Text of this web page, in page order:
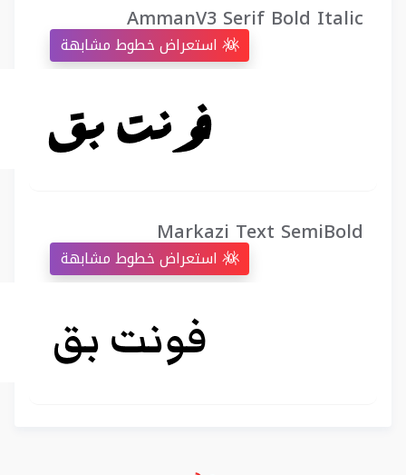
AmmanV3 Serif Bold Italic
Markazi Text SemiBold